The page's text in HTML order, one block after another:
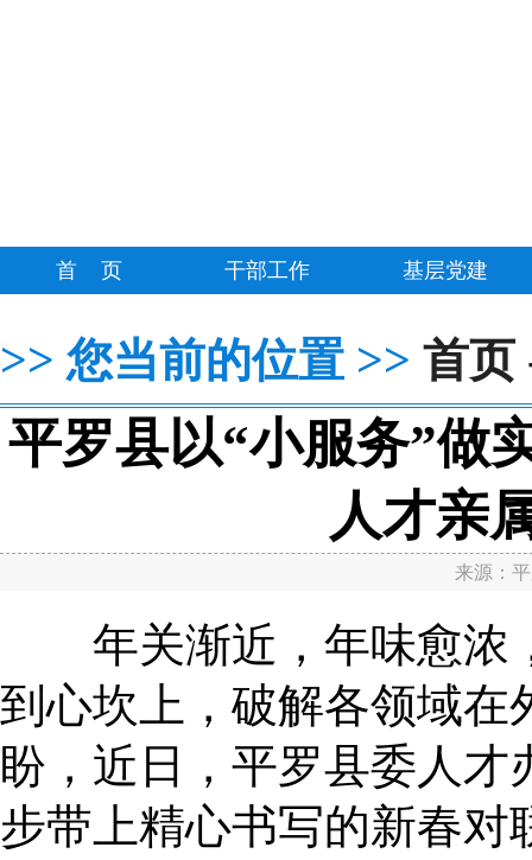
首 页 干部工作 基层党建
>> 您当前的位置 >> 首页
平罗县以“小服务”
人才亲
来源：
年关渐近，年味愈浓
到心坎上，破解各领域在
盼，近日，平罗县委人
步带上精心书写的新春对